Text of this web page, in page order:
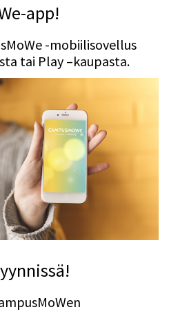
app!
-mobiilisovellus
tai Play –kaupasta.